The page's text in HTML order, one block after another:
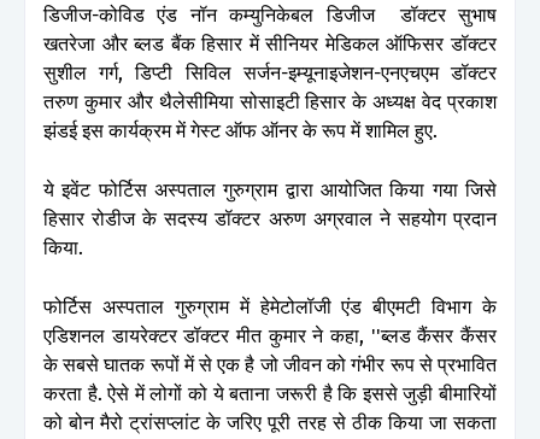
डिजीज-कोविड एंड नॉन कम्युनिकेबल डिजीज डॉक्टर सुभाष
खतरेजा और ब्लड बैंक हिसार में सीनियर मेडिकल ऑफिसर डॉक्टर
सुशील गर्ग, डिप्टी सिविल सर्जन-इम्यूनाइजेशन-एनएचएम डॉक्टर
तरुण कुमार और थैलेसीमिया सोसाइटी हिसार के अध्यक्ष वेद प्रकाश
झंडई इस कार्यक्रम में गेस्ट ऑफ ऑनर के रूप में शामिल हुए.
ये इवेंट फोर्टिस अस्पताल गुरुग्राम द्वारा आयोजित किया गया जिसे
हिसार रोडीज के सदस्य डॉक्टर अरुण अग्रवाल ने सहयोग प्रदान
किया.
फोर्टिस अस्पताल गुरुग्राम में हेमेटोलॉजी एंड बीएमटी विभाग के
एडिशनल डायरेक्टर डॉक्टर मीत कुमार ने कहा, ''ब्लड कैंसर कैंसर
के सबसे घातक रूपों में से एक है जो जीवन को गंभीर रूप से प्रभावित
करता है. ऐसे में लोगों को ये बताना जरूरी है कि इससे जुड़ी बीमारियों
को बोन मैरो ट्रांसप्लांट के जरिए पूरी तरह से ठीक किया जा सकता